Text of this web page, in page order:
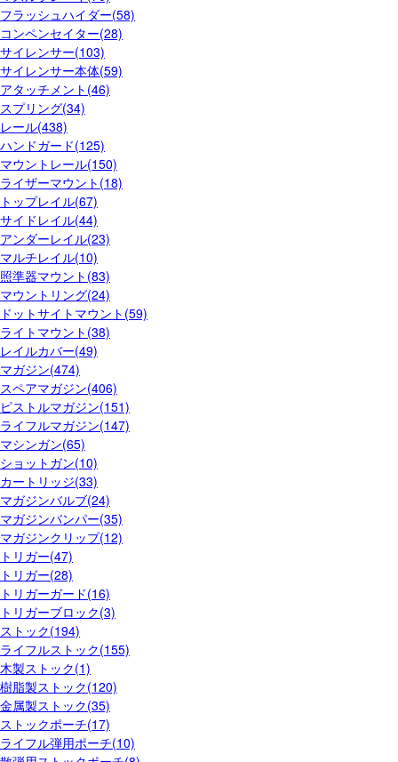
フラッシュハイダー(58)
コンペンセイター(28)
サイレンサー(103)
サイレンサー本体(59)
アタッチメント(46)
スプリング(34)
レール(438)
ハンドガード(125)
マウントレール(150)
ライザーマウント(18)
トップレイル(67)
サイドレイル(44)
アンダーレイル(23)
マルチレイル(10)
照準器マウント(83)
マウントリング(24)
ドットサイトマウント(59)
ライトマウント(38)
レイルカバー(49)
マガジン(474)
スペアマガジン(406)
ピストルマガジン(151)
ライフルマガジン(147)
マシンガン(65)
ショットガン(10)
カートリッジ(33)
マガジンバルブ(24)
マガジンバンパー(35)
マガジンクリップ(12)
トリガー(47)
トリガー(28)
トリガーガード(16)
トリガーブロック(3)
ストック(194)
ライフルストック(155)
木製ストック(1)
樹脂製ストック(120)
金属製ストック(35)
ストックポーチ(17)
ライフル弾用ポーチ(10)